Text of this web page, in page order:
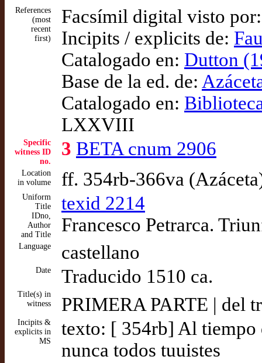
References
(most
recent
first)
Facsímil digital visto
Incipits / explicits de:
Catalogado en: Dutton
Base de la ed. de:
Catalogado en:
LXXVIII
Specific
witness ID
no.
3 BETA cnum 2906
Location
in volume
ff. 354rb-366va
Uniform
Title
IDno,
Author
and Title
texid 2214
Francesco Petrarca.
Language castellano
Date Traducido 1510 ca.
Title(s) in
witness
PRIMERA PARTE | del
Incipits &
explicits in
MS
texto: [ 354rb] Al tiempo
nunca todos tuuistes